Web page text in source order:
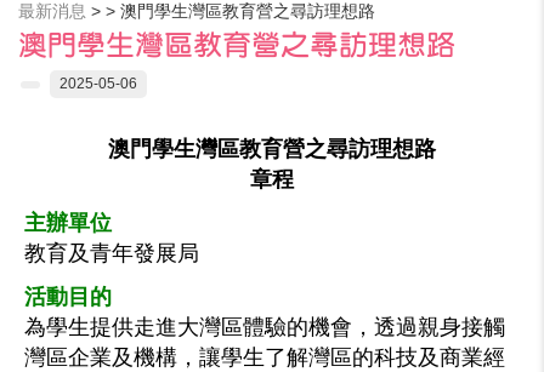
最新消息 > > 澳門學生灣區教育營之尋訪理想路
澳門學生灣區教育營之尋訪理想路
2025-05-06
澳門學生灣區教育營之尋訪理想路
章程
主辦單位
教育及青年發展局
活動目的
為學生提供走進大灣區體驗的機會，透過親身接觸
灣區企業及機構，讓學生了解灣區的科技及商業經